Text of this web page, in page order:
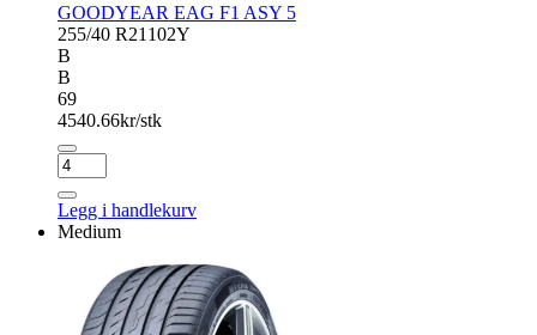
GOODYEAR EAG F1 ASY 5
255/40 R21 102Y
B
B
69
4540.66kr/stk
GOODYEAR
EAG
F1
ASY
Legg i handlekurv
Medium